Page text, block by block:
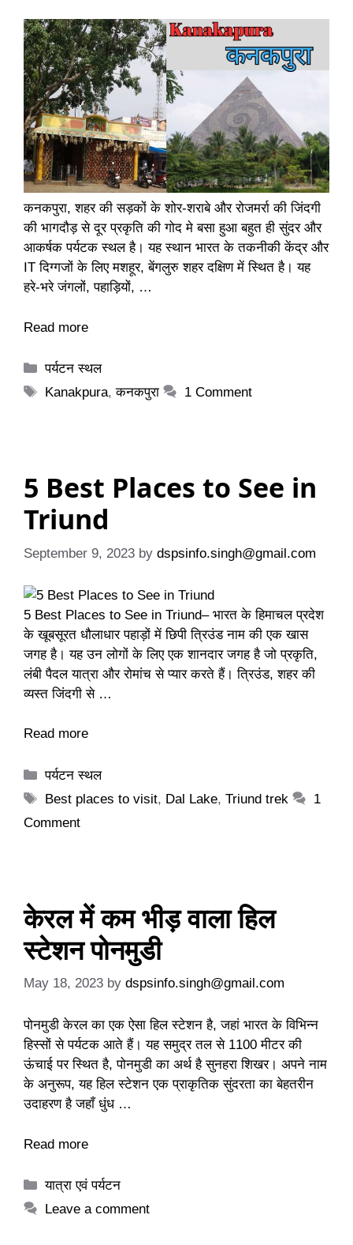
कनकपुरा, शहर की सड़कों के शोर-शराबे और रोजमर्रा की जिंदगी
की भागदौड़ से दूर प्रकृति की गोद मे बसा हुआ बहुत ही सुंदर और
आकर्षक पर्यटक स्थल है। यह स्थान भारत के तकनीकी केंद्र और
IT दिग्गजों के लिए मशहूर, बेंगलुरु शहर दक्षिण में स्थित है। यह
हरे-भरे जंगलों, पहाड़ियों, …
Read more
Categories
पर्यटन स्थल
Tags
Kanakpura,कनकपुरा 1 Comment
5 Best Places to See in
Triund
September 9, 2023 by dspsinfo.singh@gmail.com
5 Best Places to See in Triund– भारत के हिमाचल प्रदेश
के खूबसूरत धौलाधार पहाड़ों में छिपी त्रिउंड नाम की एक खास
जगह है। यह उन लोगों के लिए एक शानदार जगह है जो प्रकृति,
लंबी पैदल यात्रा और रोमांच से प्यार करते हैं। त्रिउंड, शहर की
व्यस्त जिंदगी से …
Read more
Categories
पर्यटन स्थल
Tags
Best places to visit, Dal Lake,Triund trek
1
Comment
केरल में कम भीड़ वाला हिल
स्टेशन पोनमुडी
May 18, 2023 by dspsinfo.singh@gmail.com
पोनमुडी केरल का एक ऐसा हिल स्टेशन है, जहां भारत के विभिन्न
हिस्सों से पर्यटक आते हैं। यह समुद्र तल से 1100 मीटर की
ऊंचाई पर स्थित है, पोनमुडी का अर्थ है सुनहरा शिखर। अपने नाम
के अनुरूप, यह हिल स्टेशन एक प्राकृतिक सुंदरता का बेहतरीन
उदाहरण है जहाँ धुंध …
Read more
Categories
यात्रा एवं पर्यटन
Leave a comment